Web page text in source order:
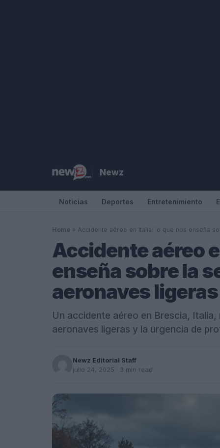
Newz
Noticias Deportes Entretenimiento
Home » Accidente aéreo en Italia: lo que nos enseña
Accidente aéreo
enseña sobre la
aeronaves ligeras
Un accidente aéreo en Brescia,
aeronaves ligeras y la urgencia de
Newz Editorial Staff
julio 24, 2025 · 3 min read